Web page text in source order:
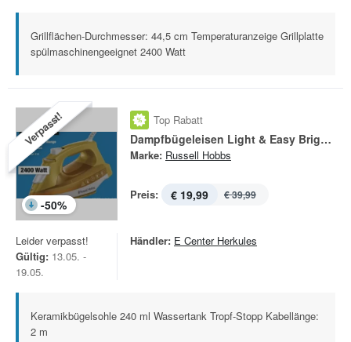
Grillflächen-Durchmesser: 44,5 cm Temperaturanzeige Grillplatte
spülmaschinengeeignet 2400 Watt
Verpasst!
-50%
Top Rabatt
Dampfbügeleisen Light & Easy Brights 24830-56
Marke: Russell Hobbs
Preis: € 19,99 € 39,99
Leider verpasst!
Gültig: 13.05. -
19.05.
Händler: E Center Herkules
Keramikbügelsohle 240 ml Wassertank Tropf-Stopp Kabellänge:
2 m